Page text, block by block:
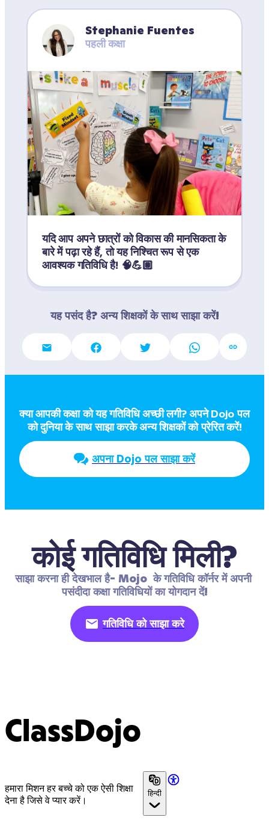
Stephanie Fuentes
पहली कक्षा
यदि आप अपने छात्रों को विकास की मानसिकता के
बारे में पढ़ा रहे हैं, तो यह निश्चित रूप से एक
आवश्यक गतिविधि है! 🧠💪🏽
यह पसंद है? अन्य शिक्षकों के साथ साझा करें!
क्या आपकी कक्षा को यह गतिविधि अच्छी लगी? अपने Dojo पल
को दुनिया के साथ साझा करके अन्य शिक्षकों को प्रेरित करें!
अपना Dojo पल साझा करें
कोई गतिविधि मिली?
साझा करना ही देखभाल है- Mojo  के गतिविधि कॉर्नर में अपनी
पसंदीदा कक्षा गतिविधियों का योगदान दें!
गतिविधि को साझा करे
ClassDojo
हमारा मिशन हर बच्चे को एक ऐसी शिक्षा
देना है जिसे वे प्यार करें।
हिन्दी